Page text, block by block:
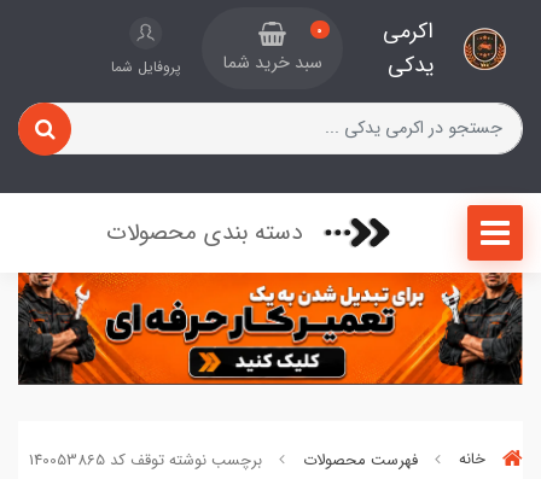
اکرمی
یدکی
0
سبد خرید شما پروفایل شما
دسته بندی محصولات
خانه فهرست محصولات برچسب نوشته توقف کد 140053865